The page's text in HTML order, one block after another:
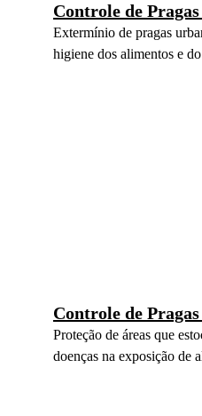
Controle de
Extermínio de pragas
higiene dos alimentos e
Controle de
Proteção de áreas que
doenças na exposição de